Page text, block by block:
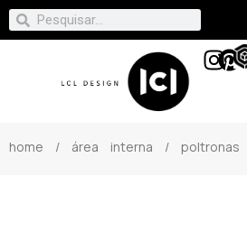
home / área interna / poltronas